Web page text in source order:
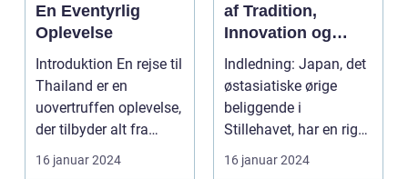
En Eventyrlig
Oplevelse
Introduktion En rejse til
Thailand er en
uovertruffen oplevelse,
der tilbyder alt fra
smukke strand...
16 januar 2024
af Tradition,
Innovation og
Skønhed
Indledning: Japan, det
østasiatiske ørige
beliggende i
Stillehavet, har en rig
og fascinerende kult...
16 januar 2024